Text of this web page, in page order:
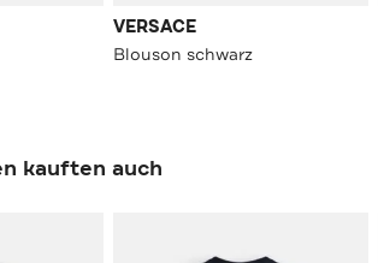
VERSACE
Blouson schwarz
kauften auch